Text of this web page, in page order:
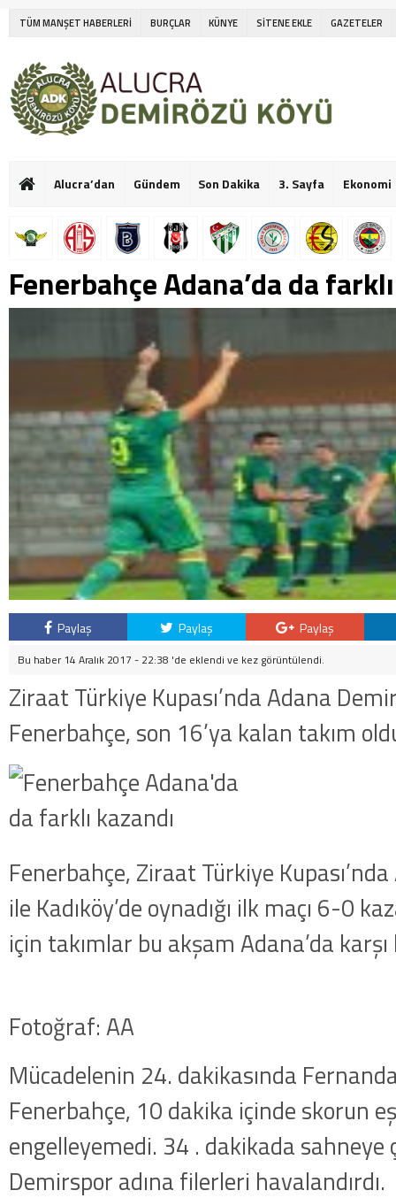
TÜM MANŞET HABERLERİ BURÇLAR KÜNYE SİTENE EKLE GAZETELER
Alucra’dan Gündem Son Dakika 3. Sayfa Ekonomi
Fenerbahçe Adana’da da
Paylaş Paylaş Paylaş
Bu haber 14 Aralık 2017 - 22:38 'de eklendi ve kez görüntülendi.
Ziraat Türkiye Kupası’nda Adana
Fenerbahçe, son 16’ya kalan takım
Fenerbahçe, Ziraat Türkiye
ile Kadıköy’de oynadığı ilk maçı 6-0
için takımlar bu akşam Adana’da
Fotoğraf: AA
Mücadelenin 24. dakikasında
Fenerbahçe, 10 dakika içinde skorun
engelleyemedi. 34 . dakikada sahneye
Demirspor adına filerleri havalandırdı.